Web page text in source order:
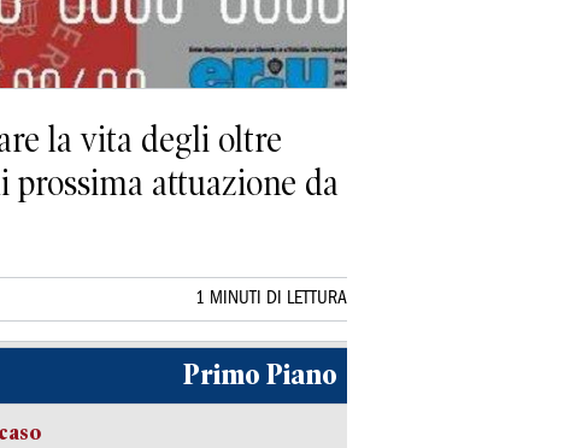
la vita degli oltre
attuazione da
1 MINUTI DI LETTURA
Primo Piano